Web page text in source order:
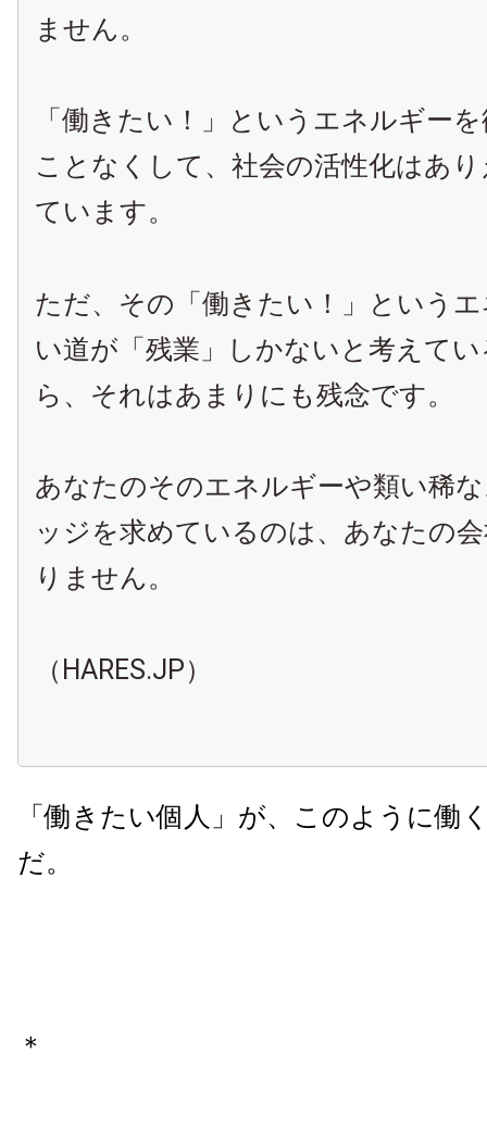
ません。
「働きたい！」というエネルギー
ことなくして、社会の活性化はあ
ています。
ただ、その「働きたい！」という
い道が「残業」しかないと考えて
ら、それはあまりにも残念です。
あなたのそのエネルギーや類い稀
ッジを求めているのは、あなたの
りません。
（ HARES.JP）
「働きたい個人」が、このように働
だ。
＊